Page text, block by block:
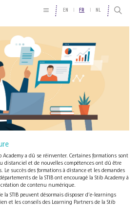
EN FR NL
Academy a dû se réinventer. Certaines formations sont
distanciel et de nouvelles compétences ont dû être
Le succès des formations à distance et les demandes
de la STIB ont encouragé la Stib Academy à
de contenu numérique.
la STIB peuvent désormais disposer d’e-learnings
et les conseils des Learning Partners de la Stib